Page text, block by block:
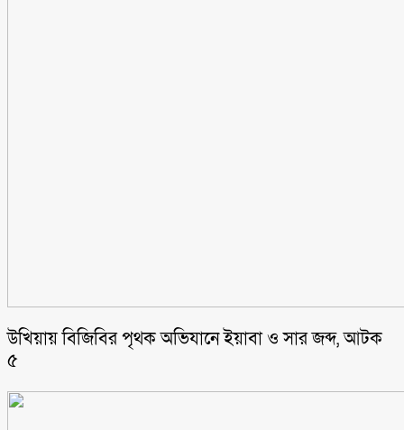
উখিয়ায় বিজিবির পৃথক অভিযানে ইয়াবা ও সার জব্দ, আটক
৫